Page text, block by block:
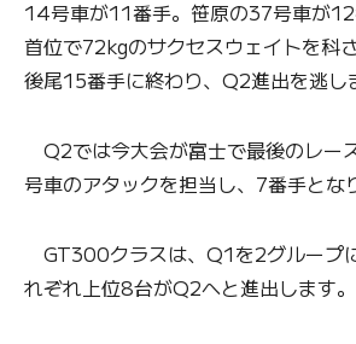
14号車が11番手。笹原の37号車が
首位で72kgのサクセスウェイトを科
後尾15番手に終わり、Q2進出を逃し
Q2では今大会が富士で最後のレー
号車のアタックを担当し、7番手とな
GT300クラスは、Q1を2グループ
れぞれ上位8台がQ2へと進出します。